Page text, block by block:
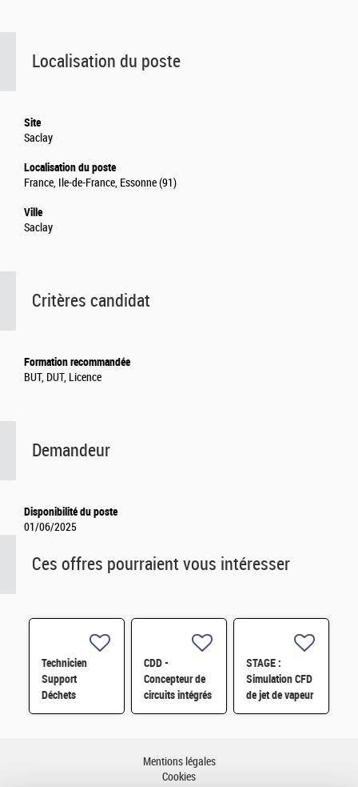
Localisation du poste
Site
Saclay
Localisation du poste
France, Ile-de-France, Essonne (91)
Ville
Saclay
Critères candidat
Formation recommandée
BUT, DUT, Licence
Demandeur
Disponibilité du poste
01/06/2025
Ces offres pourraient vous intéresser
Technicien
Support
Déchets
Transport STEL
CDD -
Concepteur de
circuits intégrés
analogiques H/F
STAGE :
Simulation CFD
de jet de vapeur
sonique (6mois
Mentions légales
Cookies